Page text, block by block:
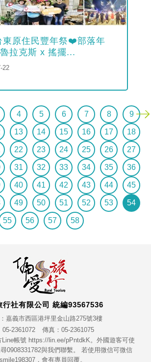
原住民豐年祭❤️部落年
拉克斯 x 搖擺...
22
4 5 6 7 8 9
13 14 15 16 17 18
22 23 24 25 26 27
31 32 33 34 35 36
40 41 42 43 44 45
49 50 51 52 53 54
55 56 57 58
行社有限公司 統編93567536
嘉義市西區港坪里金山路275號3樓
05-2361072
傳真：05-2361075
Line帳號 https://lin.ee/pPntdkK。外國遊客可使
0908331782與我們聯繫。 若使用微信可微信
，會有專員回覆。